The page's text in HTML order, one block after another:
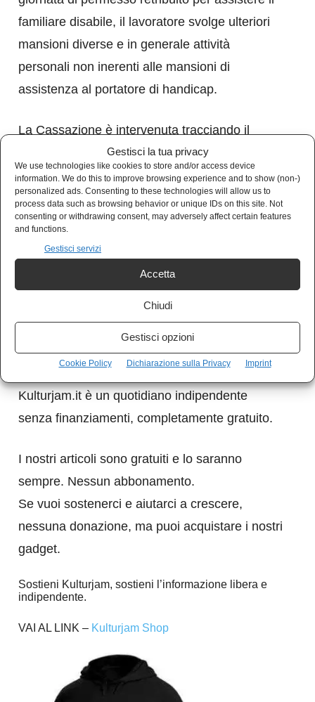
Gestisci la tua privacy
We use technologies like cookies to store and/or access device
information. We do this to improve browsing experience and to show (non-)
personalized ads. Consenting to these technologies will allow us to
process data such as browsing behavior or unique IDs on this site. Not
consenting or withdrawing consent, may adversely affect certain features
and functions.
Gestisci servizi
Accetta
Chiudi
Gestisci opzioni
Cookie Policy Dichiarazione sulla Privacy Imprint
familiare disabile, il lavoratore svolge ulteriori
mansioni diverse e in generale attività
personali non inerenti alle mansioni di
assistenza al portatore di handicap.
La Cassazione è intervenuta tracciando il
confine oltre il quale si commette illecito: quei
casi visti come compatibili con i permessi
garantiti dalla 104 e che riguardano lo
svolgimento di commissioni personali brevi ed
essenziali.
Sostieni Kulturjam
Kulturjam.it è un quotidiano indipendente
senza finanziamenti, completamente gratuito.
I nostri articoli sono gratuiti e lo saranno
sempre. Nessun abbonamento.
Se vuoi sostenerci e aiutarci a crescere,
nessuna donazione, ma puoi acquistare i nostri
gadget.
Sostieni Kulturjam, sostieni l’informazione libera e
indipendente.
VAI AL LINK – Kulturjam Shop